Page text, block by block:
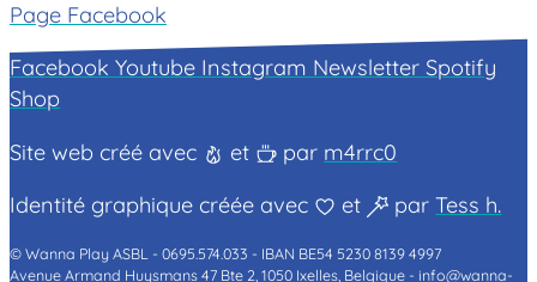
Page Facebook
Facebook Youtube Instagram Newsletter Spotify
Shop
Site web créé avec
et par m4rrc0
Identité graphique créée avec
et parTess h.
© Wanna Play ASBL - 0695.574.033 - IBAN BE54 5230 8139 4997
Avenue Armand Huysmans 47 Bte 2, 1050 Ixelles, Belgique -